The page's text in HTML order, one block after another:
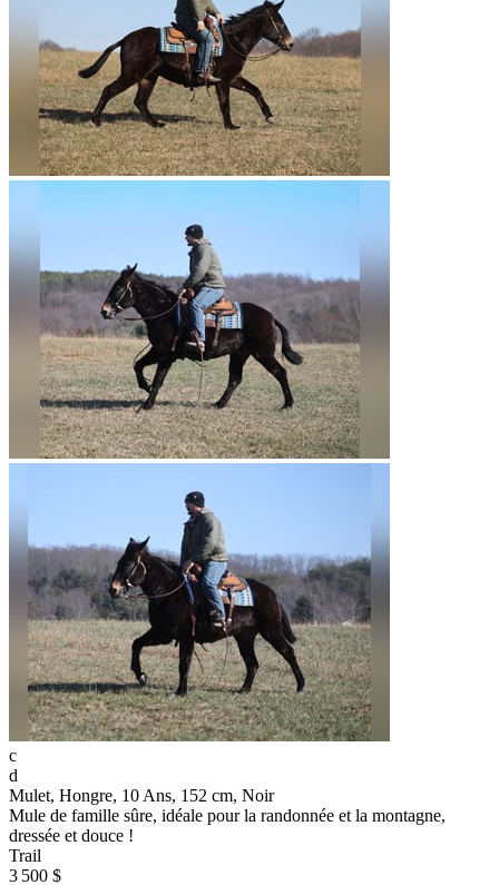
c
d
Mulet, Hongre, 10 Ans, 152 cm, Noir
Mule de famille sûre, idéale pour la randonnée et la montagne,
dressée et douce !
Trail
3 500 $